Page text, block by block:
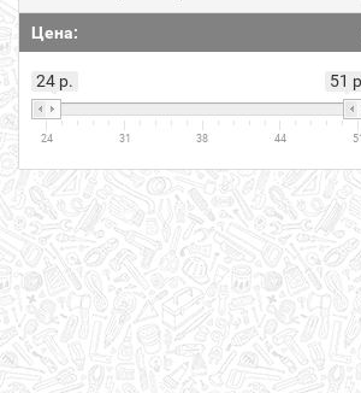
Цена:
24 р. 51
24 31 38 44 51